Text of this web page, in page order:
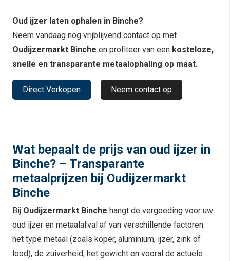
Oud ijzer laten ophalen in Binche?
Neem vandaag nog vrijblijvend contact op met
Oudijzermarkt Binche en profiteer van een kosteloze,
snelle en transparante metaalophaling op maat.
Direct Verkopen Neem contact op
Wat bepaalt de prijs van oud ijzer in
Binche? – Transparante
metaalprijzen bij Oudijzermarkt
Binche
Bij Oudijzermarkt Binche hangt de vergoeding voor uw
oud ijzer en metaalafval af van verschillende factoren:
het type metaal (zoals koper, aluminium, ijzer, zink of
lood), de zuiverheid, het gewicht en vooral de actuele